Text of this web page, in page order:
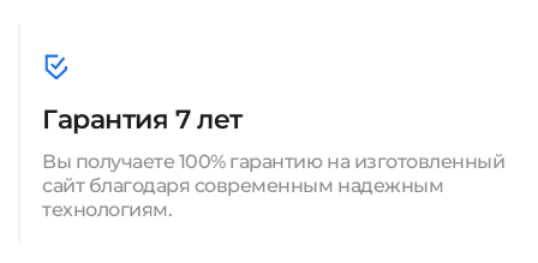
Гарантия 7 лет
Вы получаете 100% гарантию на изготовленный
сайт благодаря современным надежным
технологиям.